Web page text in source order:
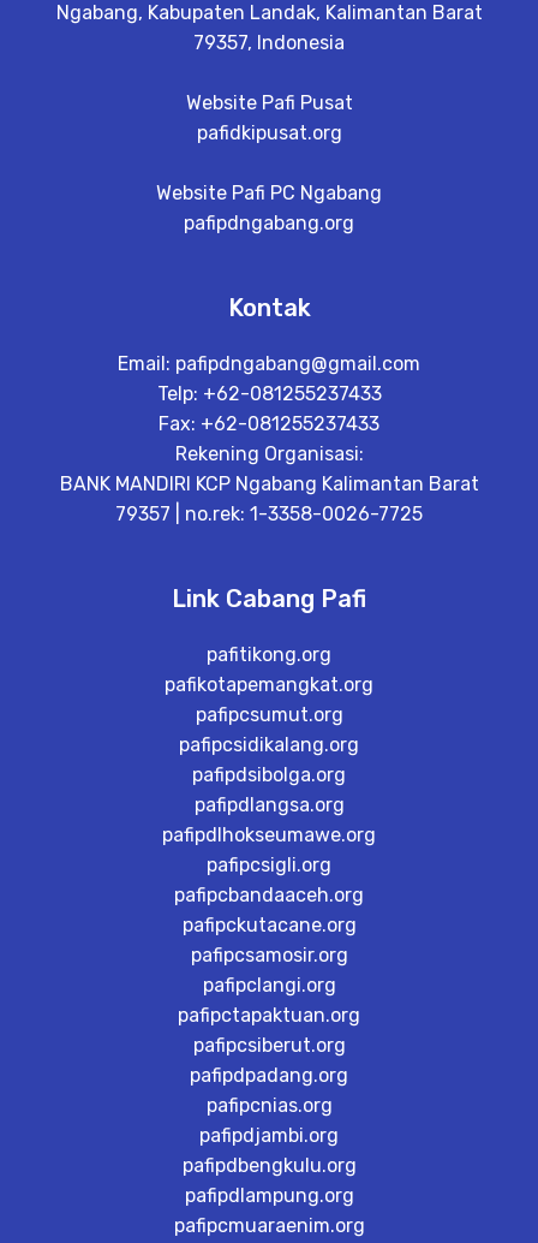
Ngabang, Kabupaten Landak, Kalimantan Barat
79357, Indonesia
Website Pafi Pusat
pafidkipusat.org
Website Pafi PC Ngabang
pafipdngabang.org
Kontak
Email: pafipdngabang@gmail.com
Telp: +62-081255237433
Fax: +62-081255237433
Rekening Organisasi:
BANK MANDIRI KCP Ngabang Kalimantan Barat
79357 | no.rek: 1-3358-0026-7725
Link Cabang Pafi
pafitikong.org
pafikotapemangkat.org
pafipcsumut.org
pafipcsidikalang.org
pafipdsibolga.org
pafipdlangsa.org
pafipdlhokseumawe.org
pafipcsigli.org
pafipcbandaaceh.org
pafipckutacane.org
pafipcsamosir.org
pafipclangi.org
pafipctapaktuan.org
pafipcsiberut.org
pafipdpadang.org
pafipcnias.org
pafipdjambi.org
pafipdbengkulu.org
pafipdlampung.org
pafipcmuaraenim.org